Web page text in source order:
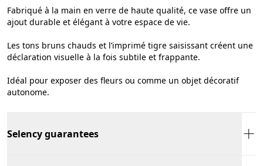
Fabriqué à la main en verre de haute qualité, ce vase offre un
ajout durable et élégant à votre espace de vie.
Les tons bruns chauds et l’imprimé tigre saisissant créent une
déclaration visuelle à la fois subtile et frappante.
Idéal pour exposer des fleurs ou comme un objet décoratif
autonome.
Selency guarantees